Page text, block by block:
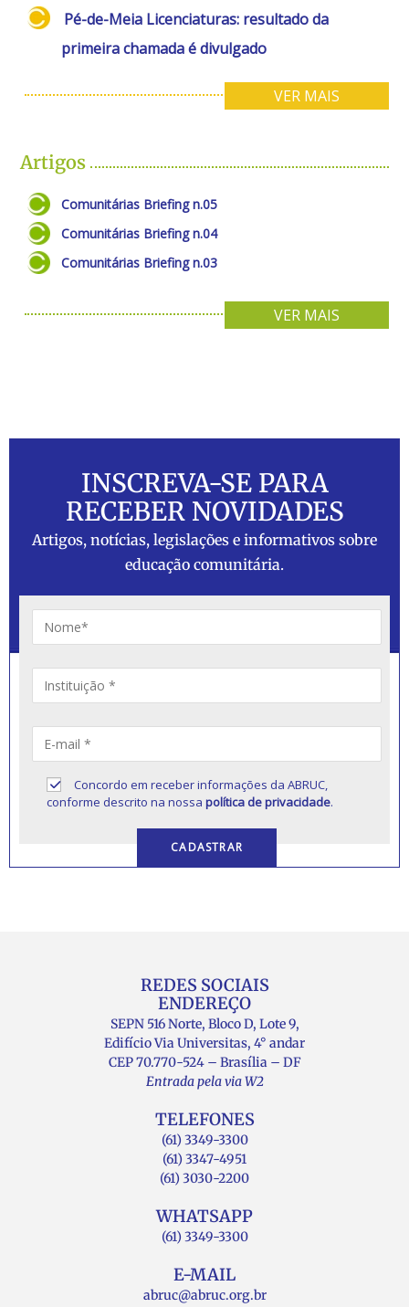
Pé-de-Meia Licenciaturas: resultado da
primeira chamada é divulgado
VER MAIS
Artigos
Comunitárias Briefing n.05
Comunitárias Briefing n.04
Comunitárias Briefing n.03
VER MAIS
INSCREVA-SE PARA
RECEBER NOVIDADES
Artigos, notícias, legislações e informativos sobre
educação comunitária.
Concordo em receber informações da ABRUC,
conforme descrito na nossapolítica de privacidade.
REDES SOCIAIS
ENDEREÇO
SEPN 516 Norte, Bloco D, Lote 9,
Edifício Via Universitas, 4° andar
CEP 70.770-524 – Brasília – DF
Entrada pela via W2
TELEFONES
(61) 3349-3300
(61) 3347-4951
(61) 3030-2200
WHATSAPP
(61) 3349-3300
E-MAIL
abruc@abruc.org.br